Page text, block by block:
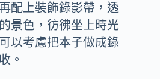
配上裝飾錄影帶，透
景色，彷彿坐上時光
以考慮把本子做成錄
。